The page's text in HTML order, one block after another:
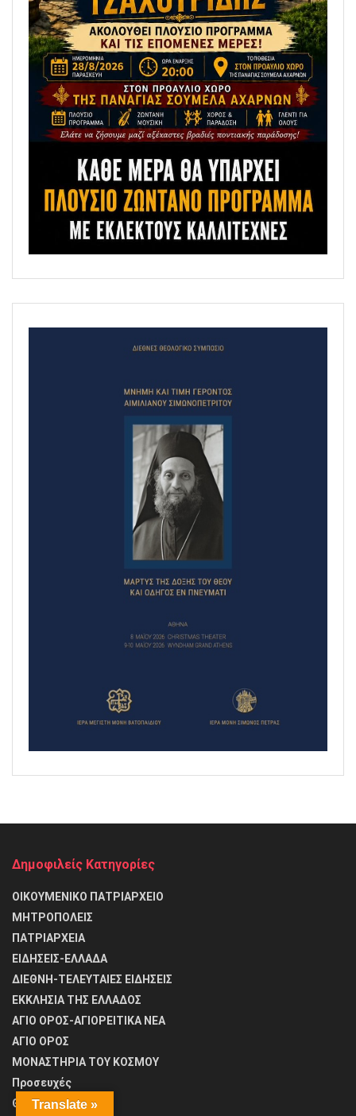
Δημοφιλείς Κατηγορίες
ΟΙΚΟΥΜΕΝΙΚΟ ΠΑΤΡΙΑΡΧΕΙΟ
ΜΗΤΡΟΠΟΛΕΙΣ
ΠΑΤΡΙΑΡΧΕΙΑ
ΕΙΔΗΣΕΙΣ-ΕΛΛΑΔΑ
ΔΙΕΘΝΗ-ΤΕΛΕΥΤΑΙΕΣ ΕΙΔΗΣΕΙΣ
ΕΚΚΛΗΣΙΑ ΤΗΣ ΕΛΛΑΔΟΣ
ΑΓΙΟ ΟΡΟΣ-ΑΓΙΟΡΕΙΤΙΚΑ ΝΕΑ
ΑΓΙΟ ΟΡΟΣ
ΜΟΝΑΣΤΗΡΙΑ ΤΟΥ ΚΟΣΜΟΥ
Προσευχές
ΘΑΥΜΑΤΑ
Translate »